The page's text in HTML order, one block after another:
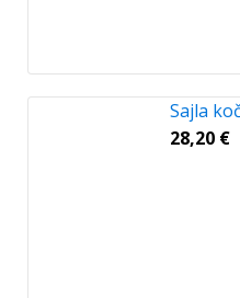
Sajla
28,20 €